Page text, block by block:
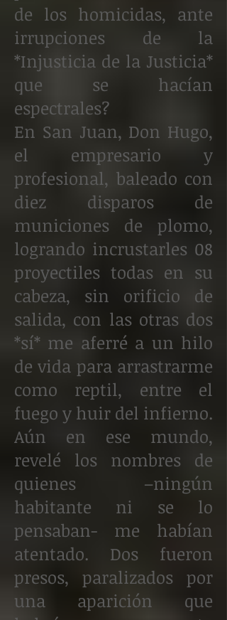
de los homicidas, ante
irrupciones de la
*Injusticia de la Justicia*
que se hacían
espectrales?
En San Juan, Don Hugo,
el empresario y
profesional, baleado con
diez disparos de
municiones de plomo,
logrando incrustarles 08
proyectiles todas en su
cabeza, sin orificio de
salida, con las otras dos
*sí* me aferré a un hilo
de vida para arrastrarme
como reptil, entre el
fuego y huir del infierno.
Aún en ese mundo,
revelé los nombres de
quienes –ningún
habitante ni se lo
pensaban- me habían
atentado. Dos fueron
presos, paralizados por
una aparición que